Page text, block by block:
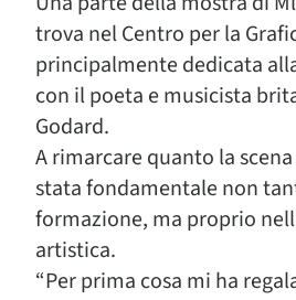
trova nel Centro per la
principalmente dedicata
con il poeta e musicista
Godard.
A rimarcare quanto la
stata fondamentale non
formazione, ma proprio
artistica.
“Per prima cosa mi ha